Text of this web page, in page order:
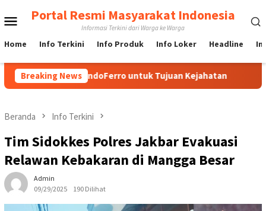
ke
Menu
Mobile
Portal Resmi Masyarakat Indonesia
Informasi Terkini dari Warga ke Warga
Home Info Terkini Info Produk Info Loker Headline
Breaking News
Media IndoFerro untuk Tujuan Kejahatan Yuk Lebih
Beranda Info Terkini
Tim Sidokkes Polres Jakbar Evakuasi
Relawan Kebakaran di Mangga Besar
Admin
09/29/2025
190 Dilihat